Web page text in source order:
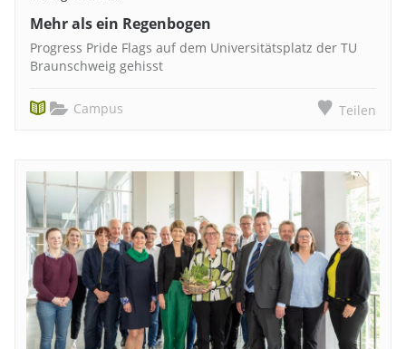
Mehr als ein Regenbogen
Progress Pride Flags auf dem Universitätsplatz der TU
Braunschweig gehisst
Campus Teilen